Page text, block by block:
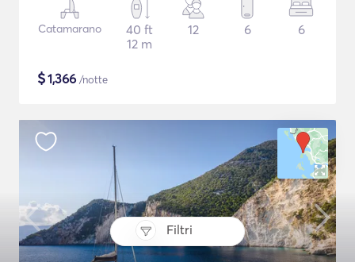
Filtri
Catamarano
40 ft
12 m
12 6 6
$1,366 /notte